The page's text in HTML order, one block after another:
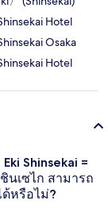
Hotel
Osaka
Hotel
Shinsekai =
นเซไก สามารถ
ด้หรือไม่?